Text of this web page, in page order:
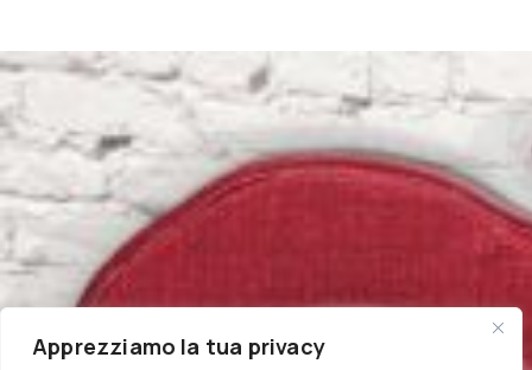
Apprezziamo la tua privacy